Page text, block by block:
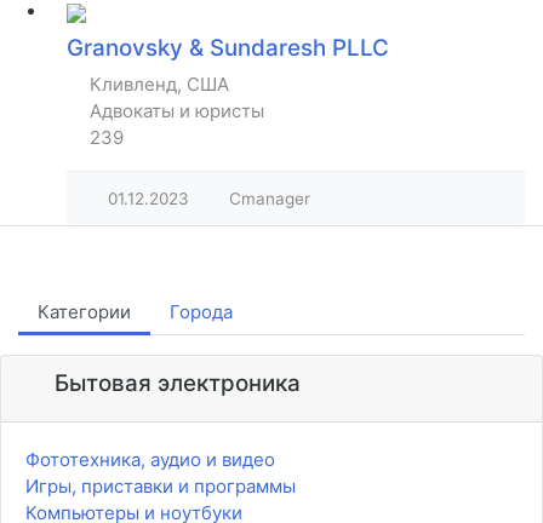
Granovsky & Sundaresh PLLC
Кливленд, США
Адвокаты и юристы
239
01.12.2023 Cmanager
Категории Города
Бытовая электроника
Фототехника, аудио и видео
Игры, приставки и программы
Компьютеры и ноутбуки